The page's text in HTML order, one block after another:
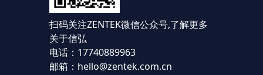
扫码关注ZENTEK微信公众号,了解更多
关于信弘
电话：17740889963
邮箱：hello@zentek.com.cn